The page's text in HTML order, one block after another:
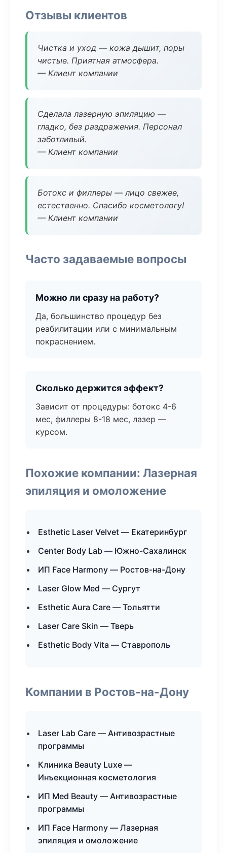
Отзывы клиентов
Чистка и уход — кожа дышит, поры
чистые. Приятная атмосфера.
— Клиент компании
Сделала лазерную эпиляцию —
гладко, без раздражения. Персонал
заботливый.
— Клиент компании
Ботокс и филлеры — лицо свежее,
естественно. Спасибо косметологу!
— Клиент компании
Часто задаваемые вопросы
Можно ли сразу на работу?
Да, большинство процедур без
реабилитации или с минимальным
покраснением.
Сколько держится эффект?
Зависит от процедуры: ботокс 4-6
мес, филлеры 8-18 мес, лазер —
курсом.
Похожие компании: Лазерная
эпиляция и омоложение
Esthetic Laser Velvet — Екатеринбург
Center Body Lab — Южно-Сахалинск
ИП Face Harmony — Ростов-на-Дону
Laser Glow Med — Сургут
Esthetic Aura Care — Тольятти
Laser Care Skin — Тверь
Esthetic Body Vita — Ставрополь
Компании в Ростов-на-Дону
Laser Lab Care — Антивозрастные
программы
Клиника Beauty Luxe —
Инъекционная косметология
ИП Med Beauty — Антивозрастные
программы
ИП Face Harmony — Лазерная
эпиляция и омоложение